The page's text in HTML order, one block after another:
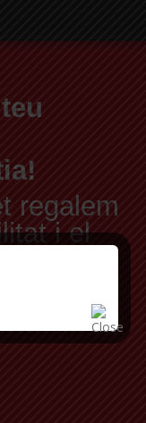
regalem
i el
preu de